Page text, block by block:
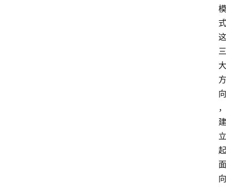
模
式
这
三
大
方
向
，
建
立
起
面
向